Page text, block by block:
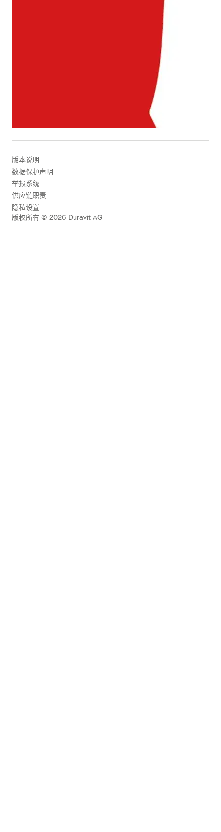
版本说明
数据保护声明
举报系统
供应链职责
隐私设置
版权所有 © 2026 Duravit AG